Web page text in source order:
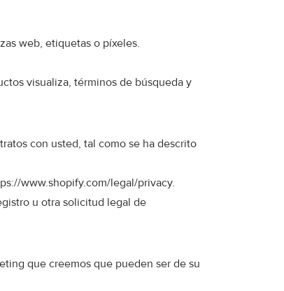
web, etiquetas o píxeles.
visualiza, términos de búsqueda y
con usted, tal como se ha descrito
www.shopify.com/legal/privacy.
u otra solicitud legal de
que creemos que pueden ser de su